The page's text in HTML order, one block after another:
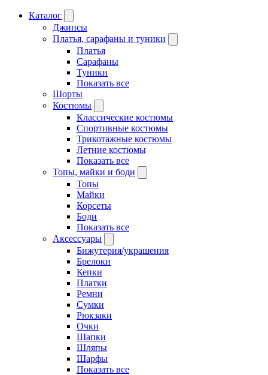
Каталог
Джинсы
Платья, сарафаны и туники
Платья
Сарафаны
Туники
Показать все
Шорты
Костюмы
Классические костюмы
Спортивные костюмы
Трикотажные костюмы
Летние костюмы
Показать все
Топы, майки и боди
Топы
Майки
Корсеты
Боди
Показать все
Аксессуары
Бижутерия/украшения
Брелоки
Кепки
Платки
Ремни
Сумки
Рюкзаки
Очки
Шапки
Шляпы
Шарфы
Показать все